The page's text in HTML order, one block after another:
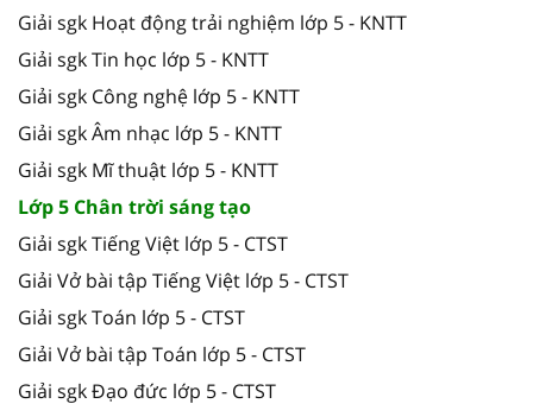
Giải sgk Hoạt động trải nghiệm lớp 5 - KNTT
Giải sgk Tin học lớp 5 - KNTT
Giải sgk Công nghệ lớp 5 - KNTT
Giải sgk Âm nhạc lớp 5 - KNTT
Giải sgk Mĩ thuật lớp 5 - KNTT
Lớp 5 Chân trời sáng tạo
Giải sgk Tiếng Việt lớp 5 - CTST
Giải Vở bài tập Tiếng Việt lớp 5 - CTST
Giải sgk Toán lớp 5 - CTST
Giải Vở bài tập Toán lớp 5 - CTST
Giải sgk Đạo đức lớp 5 - CTST